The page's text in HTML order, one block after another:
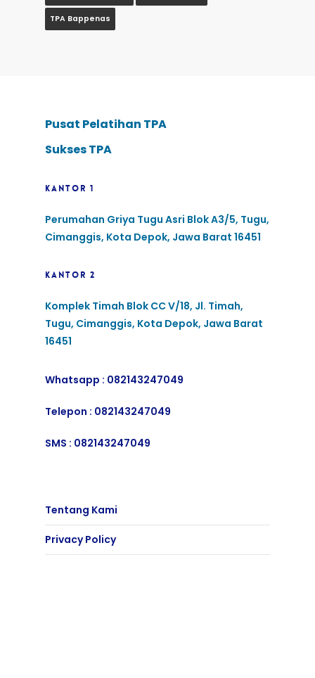
TPA Bappenas
Pusat Pelatihan TPA
Sukses TPA
KANTOR 1
Perumahan Griya Tugu Asri Blok A3/5, Tugu,
Cimanggis, Kota Depok, Jawa Barat 16451
KANTOR 2
Komplek Timah Blok CC V/18, Jl. Timah,
Tugu, Cimanggis, Kota Depok, Jawa Barat
16451
Whatsapp : 082143247049
Telepon : 082143247049
SMS : 082143247049
Tentang Kami
Privacy Policy